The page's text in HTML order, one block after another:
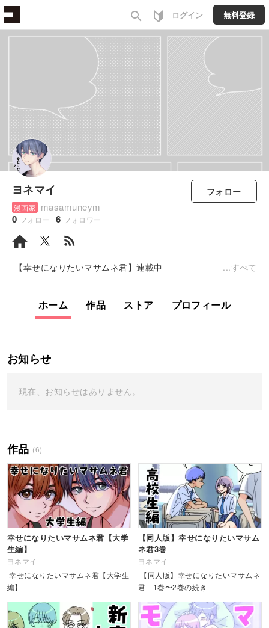
search ログイン 無料登録
ヨネマイ
漫画家 masamuneym
0 フォロー 6 フォロワー
フォロー
rss_feed
【幸せになりたいマサムネ君】連載中 すべて
ホーム 作品 ストア プロフィール
お知らせ
現在、お知らせはありません。
作品 (6)
幸せになりたいマサムネ君【大学
生編】
ヨネマイ
幸せになりたいマサムネ君【大学生
編】
【同人版】幸せになりたいマサム
ネ君3巻
ヨネマイ
【同人版】幸せになりたいマサムネ
君 1巻〜2巻の続き